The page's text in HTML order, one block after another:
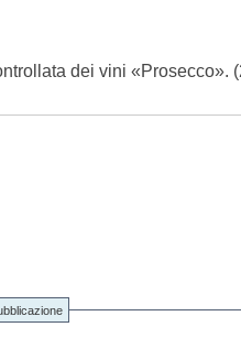
dei vini «Prosecco».